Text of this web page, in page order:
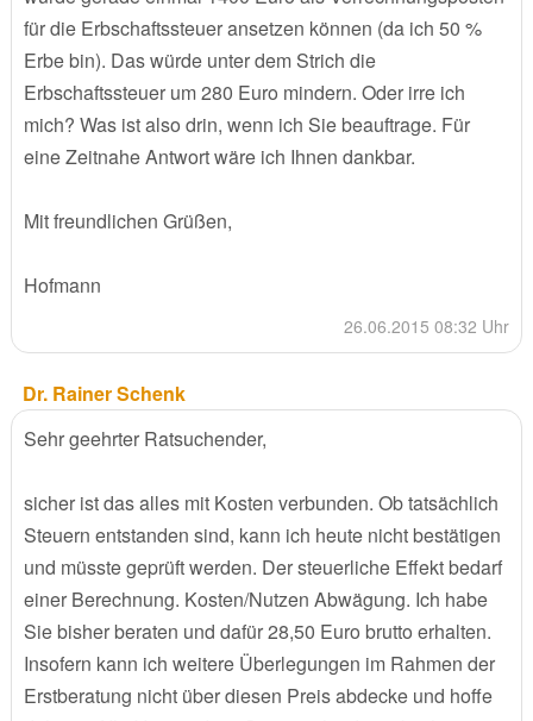
für die Erbschaftssteuer ansetzen können (da ich 50 %
Erbe bin). Das würde unter dem Strich die
Erbschaftssteuer um 280 Euro mindern. Oder irre ich
mich? Was ist also drin, wenn ich Sie beauftrage. Für
eine Zeitnahe Antwort wäre ich Ihnen dankbar.
Mit freundlichen Grüßen,
Hofmann
26.06.2015 08:32 Uhr
Dr. Rainer Schenk
Sehr geehrter Ratsuchender,
sicher ist das alles mit Kosten verbunden. Ob tatsächlich
Steuern entstanden sind, kann ich heute nicht bestätigen
und müsste geprüft werden. Der steuerliche Effekt bedarf
einer Berechnung. Kosten/Nutzen Abwägung. Ich habe
Sie bisher beraten und dafür 28,50 Euro brutto erhalten.
Insofern kann ich weitere Überlegungen im Rahmen der
Erstberatung nicht über diesen Preis abdecke und hoffe